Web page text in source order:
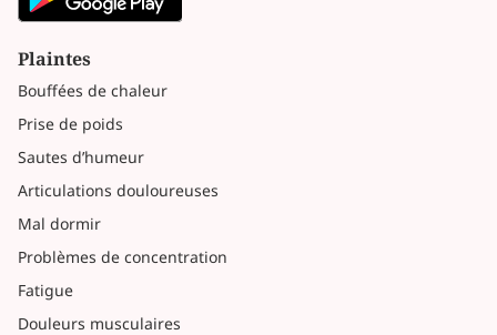
Plaintes
Bouffées de chaleur
Prise de poids
Sautes d’humeur
Articulations douloureuses
Mal dormir
Problèmes de concentration
Fatigue
Douleurs musculaires